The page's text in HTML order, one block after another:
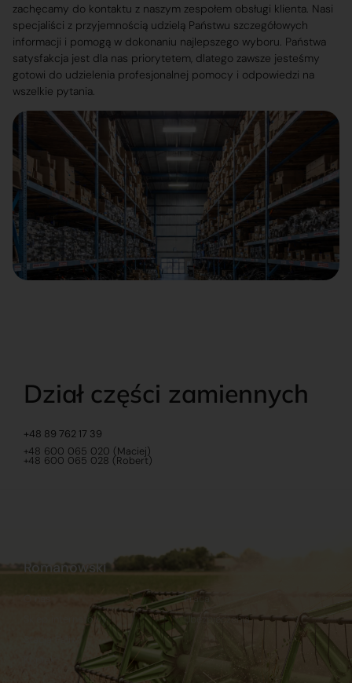
zachęcamy do kontaktu z naszym zespołem obsługi klienta. Nasi
specjaliści z przyjemnością udzielą Państwu szczegółowych
informacji i pomogą w dokonaniu najlepszego wyboru. Państwa
satysfakcja jest dla nas priorytetem, dlatego zawsze jesteśmy
gotowi do udzielenia profesjonalnej pomocy i odpowiedzi na
wszelkie pytania.
Dział części zamiennych
+48 89 762 17 39
+48 600 065 020 (Maciej)
+48 600 065 028 (Robert)
Romanowski
Sklep internetowy
Praca
Ubezpieczenia